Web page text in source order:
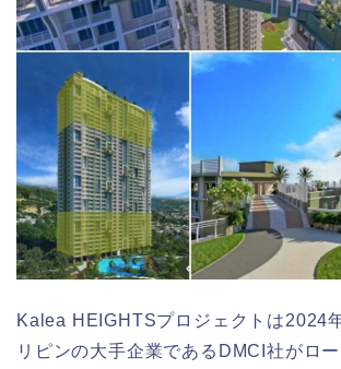
Kalea HEIGHTSプロジェクトは2024
リピンの大手企業であるDMCI社がロ